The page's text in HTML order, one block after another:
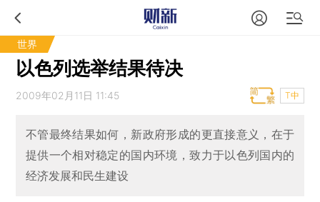
世界
以色列选举结果待决
2009年02月11日 11:45 T中
不管最终结果如何，新政府形成的更直接意义，在于
提供一个相对稳定的国内环境，致力于以色列国内的
经济发展和民生建设